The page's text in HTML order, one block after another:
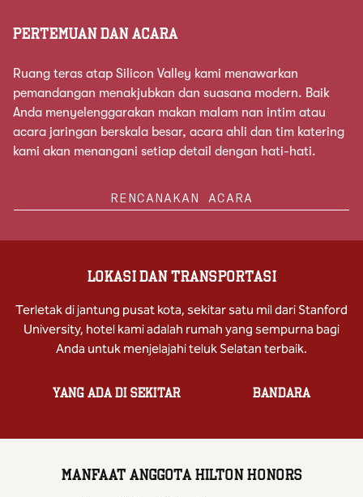
PERTEMUAN DAN ACARA
Ruang teras atap Silicon Valley kami menawarkan
pemandangan menakjubkan dan suasana modern. Baik
Anda menyelenggarakan makan malam nan intim atau
acara jaringan berskala besar, acara ahli dan tim katering
kami akan menangani setiap detail dengan hati-hati.
RENCANAKAN ACARA
LOKASI DAN TRANSPORTASI
Terletak di jantung pusat kota, sekitar satu mil dari Stanford
University, hotel kami adalah rumah yang sempurna bagi
Anda untuk menjelajahi teluk Selatan terbaik.
YANG ADA DI SEKITAR BANDARA
MANFAAT ANGGOTA HILTON HONORS